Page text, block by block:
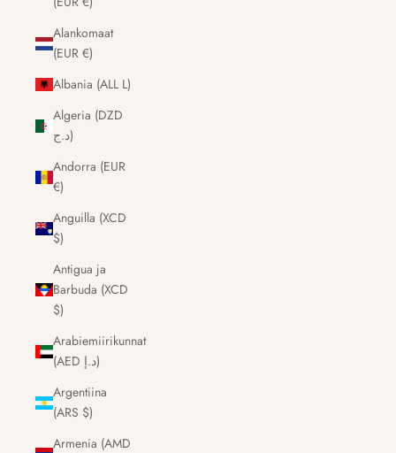
Alankomaat
(EUR €)
Albania (ALL L)
Algeria (DZD
د.ج)
Andorra (EUR
€)
Anguilla (XCD
$)
Antigua ja
Barbuda (XCD
$)
Arabiemiirikunnat
(AED د.إ)
Argentiina
(ARS $)
Armenia (AMD